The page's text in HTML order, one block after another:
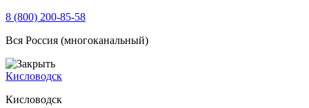
8 (800) 200-85-58
Вся Россия (многоканальный)
Кисловодск
Кисловодск